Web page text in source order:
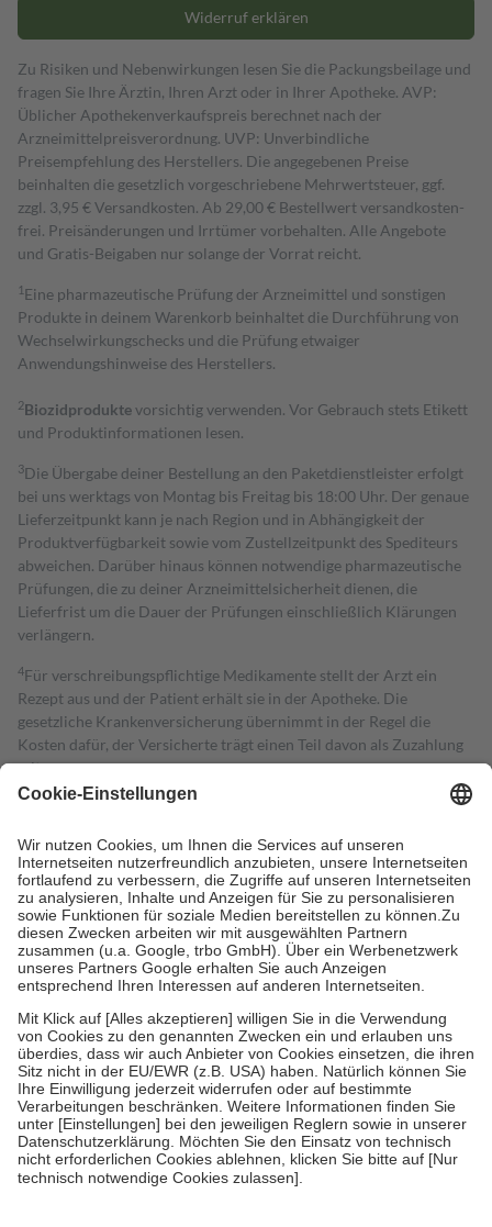
Widerruf erklären
Zu Risiken und Nebenwirkungen lesen Sie die Packungsbeilage und
fragen Sie Ihre Ärztin, Ihren Arzt oder in Ihrer Apotheke. AVP:
Üblicher Apothekenverkaufspreis berechnet nach der
Arzneimittelpreisverordnung. UVP: Unverbindliche
Preisempfehlung des Herstellers. Die angegebenen Preise
beinhalten die gesetzlich vorgeschriebene Mehrwertsteuer, ggf.
zzgl. 3,95 € Versandkosten. Ab 29,00 € Bestell­wert versand­kosten­
frei. Preisänderungen und Irrtümer vorbehalten. Alle Angebote
und Gratis-Beigaben nur solange der Vorrat reicht.
1 Eine pharmazeutische Prüfung der Arzneimittel und sonstigen
Produkte in deinem Warenkorb beinhaltet die Durchführung von
Wechselwirkungschecks und die Prüfung etwaiger
Anwendungshinweise des Herstellers.
2Biozidproduktevorsichtig verwenden. Vor Gebrauch stets Etikett
und Produktinformationen lesen.
3Die Übergabe deiner Bestellung an den Paketdienstleister erfolgt
bei uns werktags von Montag bis Freitag bis 18:00 Uhr. Der genaue
Lieferzeitpunkt kann je nach Region und in Abhängigkeit der
Produktverfügbarkeit sowie vom Zustellzeitpunkt des Spediteurs
abweichen. Darüber hinaus können notwendige pharmazeutische
Prüfungen, die zu deiner Arzneimittelsicherheit dienen, die
Lieferfrist um die Dauer der Prüfungen einschließlich Klärungen
verlängern.
4Für verschreibungspflichtige Medikamente stellt der Arzt ein
Rezept aus und der Patient erhält sie in der Apotheke. Die
gesetzliche Krankenversicherung übernimmt in der Regel die
Kosten dafür, der Versicherte trägt einen Teil davon als Zuzahlung
mit.
Grundsätzlich leisten Mitglieder Zuzahlungen in Höhe von zehn
höchstens zehn Euro.
Es sind jedoch nie mehr als die tatsächlichen
Kosten der Leistung zu entrichten.
Diese Regeln gelten grundsätzlich auch für Online-Apotheken.
Bei Heilmitteln und häuslicher Krankenpflege beträgt die
Zuzahlung zehn Prozent der Kosten sowie zehn Euro je
Verordnung.
Um das Engagement der Versicherten für ihre eigene Gesundheit zu
stärken und die besondere Stellung der Familie zu unterstützen,
fallenkeine Zuzahlungenan bei:
• Kindern und Jugendlichen bis zum vollendeten 18. Lebensjahr
mit Ausnahme der Fahrkosten
• Untersuchungen zur Vorsorge und Früherkennung, die von der
GKV getragen werden
• empfohlenen Schutzimpfungen
• Harn- und Blutteststreifen